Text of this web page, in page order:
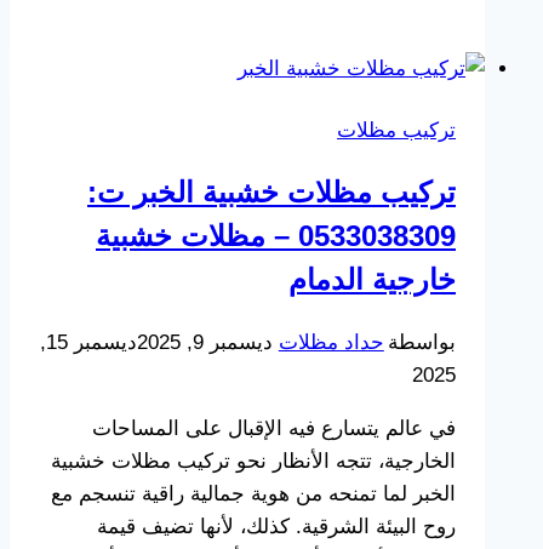
الدمام
0533038309
مظلات
خارجية
قماش
الشرقية
تركيب مظلات
تركيب مظلات خشبية الخبر ت:
0533038309 – مظلات خشبية
خارجية الدمام
بواسطة حداد مظلات ديسمبر 9, 2025
ديسمبر 15,
2025
في عالم يتسارع فيه الإقبال على المساحات
الخارجية، تتجه الأنظار نحو تركيب مظلات خشبية
الخبر لما تمنحه من هوية جمالية راقية تنسجم مع
روح البيئة الشرقية. كذلك، لأنها تضيف قيمة